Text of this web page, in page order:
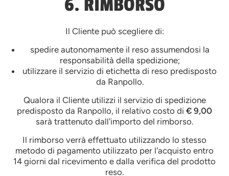
6. RIMBORSO
Il Cliente può scegliere di:
spedire autonomamente il reso assumendosi la
responsabilità della spedizione;
utilizzare il servizio di etichetta di reso predisposto
da Ranpollo.
Qualora il Cliente utilizzi il servizio di spedizione
predisposto da Ranpollo, il relativo costo di € 9,00
sarà trattenuto dall'importo del rimborso.
Il rimborso verrà effettuato utilizzando lo stesso
metodo di pagamento utilizzato per l'acquisto entro
14 giorni dal ricevimento e dalla verifica del prodotto
reso.